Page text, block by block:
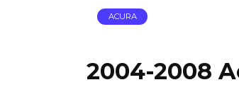
ACURA
2004-2008